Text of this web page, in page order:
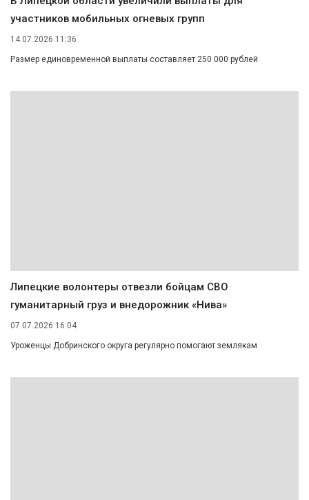
участников мобильных огневых групп
14.07.2026 11:36
Размер единовременной выплаты составляет 250 000 рублей
Липецкие волонтеры отвезли бойцам СВО
гуманитарный груз и внедорожник «Нива»
07.07.2026 16:04
Уроженцы Добринского округа регулярно помогают землякам